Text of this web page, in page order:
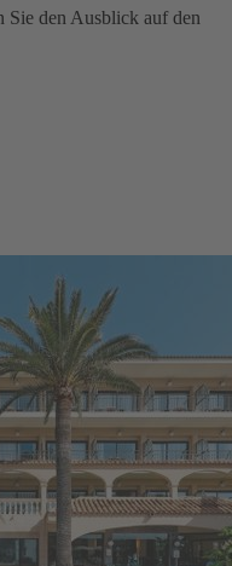
Sie den Ausblick auf den